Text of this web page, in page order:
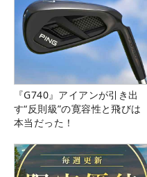
『G740』アイアンが引き出
す“反則級”の寛容性と飛びは
本当だった！